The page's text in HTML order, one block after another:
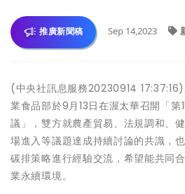
推廣新聞稿 Sep 14,2023
(中央社訊息服務20230914
業食品部於9月13日在渥太華召開「第
議」，雙方就農產貿易、法規調和、
場進入等議題達成持續討論的共識，
碳排策略進行經驗交流，希望能共同
業永續環境。